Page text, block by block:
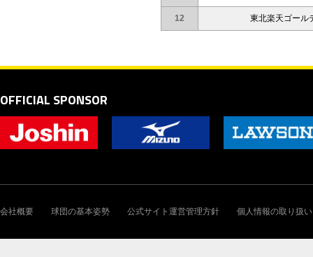
12 東北楽天ゴール
OFFICIAL SPONSOR
会社概要 球団の基本姿勢 公式サイト運営管理方針 個人情報の取り扱い